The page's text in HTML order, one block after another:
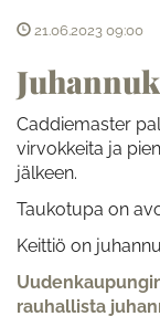
21.06.2023 09:00
Caddiemaster
virvokkeita ja
jälkeen.
Taukotupa on
Keittiö on
rauhallista